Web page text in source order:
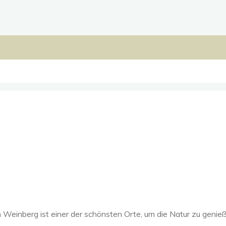
Weinberg ist einer der schönsten Orte, um die Natur zu